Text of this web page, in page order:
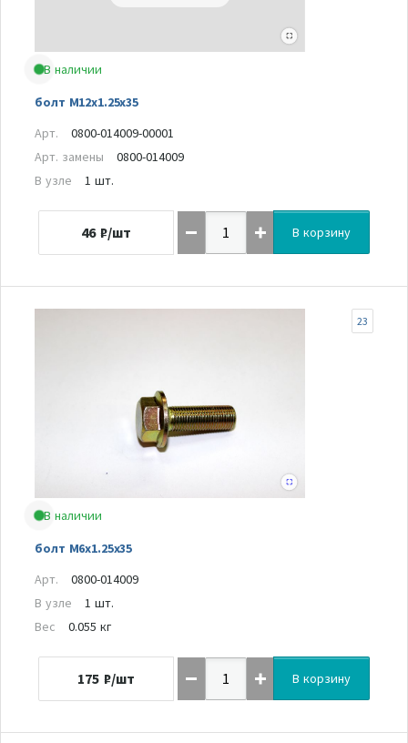
В наличии
болт M12x1.25x35
Арт.
0800-014009-00001
Арт. замены
0800-014009
В узле
1 шт.
46 ₽/шт В корзину
В наличии
болт M6x1.25x35
23
Арт.
0800-014009
В узле
1 шт.
Вес
0.055 кг
175 ₽/шт В корзину